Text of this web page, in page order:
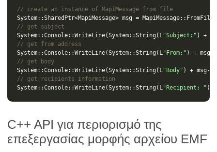
// create an instance of MapiMessage from file
System::SharedPtr<MapiMessage> msg = MapiMessage:: FromFile
// get subject
System::Console::WriteLine(System::String ( L"Subject:" ) +
// get from address
System::Console::WriteLine(System::String ( L"From:" ) + msg
// get body
System::Console::WriteLine(System::String ( L"Body" ) + msg ->
// get recipients information
System::Console::WriteLine(System::String ( L"Recipient: " )
C++ API για περιορισμό της
επεξεργασίας μορφής αρχείου EMF